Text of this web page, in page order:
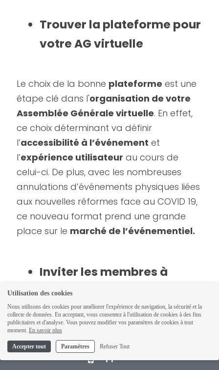
Trouver la plateforme pour
votre AG virtuelle
Le choix de la bonne plateforme est une
étape clé dans l'organisation de votre
Assemblée Générale virtuelle. En effet,
ce choix déterminant va définir
l’accessibilité à l’événement et
l’expérience utilisateur au cours de
celui-ci. De plus, avec les nombreuses
annulations d’événements physiques liées
aux nouvelles réformes face au COVID 19,
ce nouveau format prend une grande
place sur le marché de l’événementiel.
Inviter les membres à
participer à votre AG
Pour vous assurer de la participation des
membres, un bulletin d’inscription en ligne
à envoyer en amont est à privilégier. Ce
Appelez
Utilisation des cookies
Nous utilisons des cookies pour améliorer l'expérience de navigation, la sécurité et la
collecte de données. En acceptant, vous consentez à l'utilisation de cookies à des fins
publicitaires et d'analyse. Vous pouvez modifier vos paramètres de cookies à tout
moment. En savoir plus
Accepter tout Paramètres Refuser Tout